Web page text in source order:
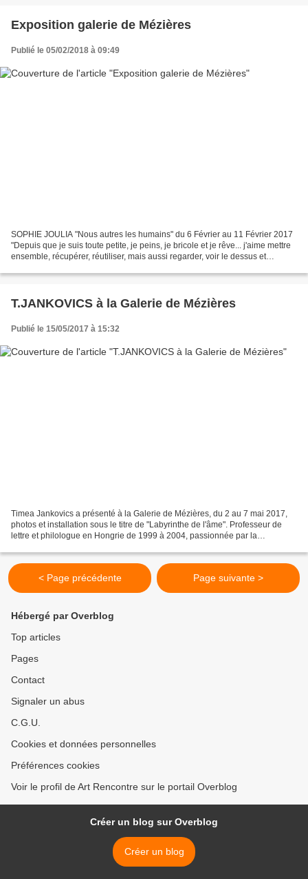
Exposition galerie de Mézières
Publié le 05/02/2018 à 09:49
SOPHIE JOULIA "Nous autres les humains" du 6 Février au 11 Février 2017
"Depuis que je suis toute petite, je peins, je bricole et je rêve... j'aime mettre
ensemble, récupérer, réutiliser, mais aussi regarder, voir le dessus et
T.JANKOVICS à la Galerie de Mézières
Publié le 15/05/2017 à 15:32
Timea Jankovics a présenté à la Galerie de Mézières, du 2 au 7 mai 2017,
photos et installation sous le titre de "Labyrinthe de l'âme". Professeur de
lettre et philologue en Hongrie de 1999 à 2004, passionnée par la
< Page précédente Page suivante >
Hébergé par Overblog
Top articles
Pages
Contact
Signaler un abus
C.G.U.
Cookies et données personnelles
Préférences cookies
Voir le profil de Art Rencontre sur le portail Overblog
Créer un blog sur Overblog
Créer un blog